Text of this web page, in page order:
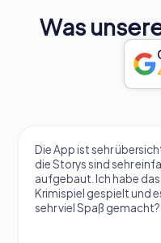
Was
Die App ist sehr
die Storys sind sehr
aufgebaut. Ich habe das
Krimispiel gespielt und
sehr viel Spaß gemacht?